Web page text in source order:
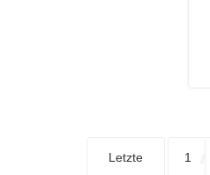
Letzte 1